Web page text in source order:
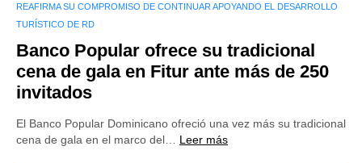
REAFIRMA SU COMPROMISO DE CONTINUAR APOYANDO EL DESARROLLO
TURÍSTICO DE RD
Banco Popular ofrece su tradicional
cena de gala en Fitur ante más de 250
invitados
El Banco Popular Dominicano ofreció una vez más su tradicional
cena de gala en el marco del… Leer más